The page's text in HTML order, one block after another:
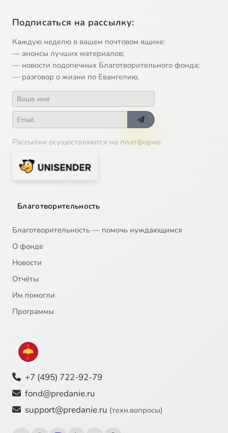
Подписаться на рассылку:
Каждую неделю в вашем почтовом ящике:
— анонсы лучших материалов;
— новости подопечных Благотворительного фонда;
— разговор о жизни по Евангелию.
Рассылки осуществляются на платформе
Благотворительность
Благотворительность — помочь нуждающимся
О фонде
Новости
Отчёты
Им помогли
Программы
+7 (495) 722-92-79
fond@predanie.ru
support@predanie.ru (техн.вопросы)